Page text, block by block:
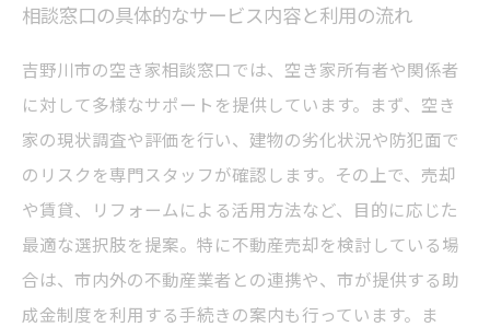
相談窓口の具体的なサービス内容と利用の流れ
吉野川市の空き家相談窓口では、空き家所有者や関係者
に対して多様なサポートを提供しています。まず、空き
家の現状調査や評価を行い、建物の劣化状況や防犯面で
のリスクを専門スタッフが確認します。その上で、売却
や賃貸、リフォームによる活用方法など、目的に応じた
最適な選択肢を提案。特に不動産売却を検討している場
合は、市内外の不動産業者との連携や、市が提供する助
成金制度を利用する手続きの案内も行っています。ま